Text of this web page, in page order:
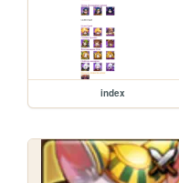
index